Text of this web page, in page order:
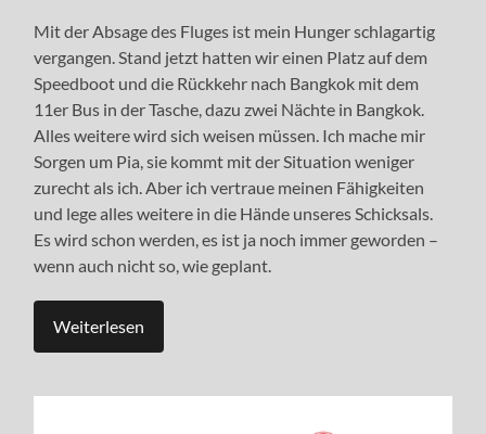
Mit der Absage des Fluges ist mein Hunger schlagartig
vergangen. Stand jetzt hatten wir einen Platz auf dem
Speedboot und die Rückkehr nach Bangkok mit dem
11er Bus in der Tasche, dazu zwei Nächte in Bangkok.
Alles weitere wird sich weisen müssen. Ich mache mir
Sorgen um Pia, sie kommt mit der Situation weniger
zurecht als ich. Aber ich vertraue meinen Fähigkeiten
und lege alles weitere in die Hände unseres Schicksals.
Es wird schon werden, es ist ja noch immer geworden –
wenn auch nicht so, wie geplant.
Weiterlesen